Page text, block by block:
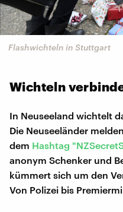
Flashwichteln in Stuttgart
Wichteln
In Neuseeland wichtelt
Die Neuseeländer
dem Hashtag
anonym Schenker und
kümmert sich um den
Von Polizei bis